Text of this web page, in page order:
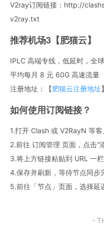
V2ray订阅链接：http://
v2ray.txt
推荐机场3【肥猫云】
IPLC 高端专线，低延时，全
平均每月 8 元 60G 高速流量
注册地址：【肥猫云注册地址】
如何使用订阅链接？
1.打开 Clash 或 V2RayN 等
2.前往 订阅管理 页面，点击“
3.将上方链接粘贴到 URL 一栏
4.保存并刷新，等待节点同步
5.前往「节点」页面，选择延
-